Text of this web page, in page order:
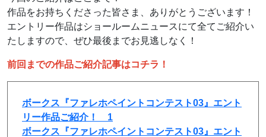
作品をお持ちくださった皆さま、ありがとうございます！
エントリー作品はショールームニュースにて全てご紹介い
たしますので、ぜひ最後までお見逃しなく！
前回までの作品ご紹介記事はコチラ！
ボークス『ファレホペイントコンテスト03』エント
リー作品ご紹介！ 1
ボークス『ファレホペイントコンテスト03』エント